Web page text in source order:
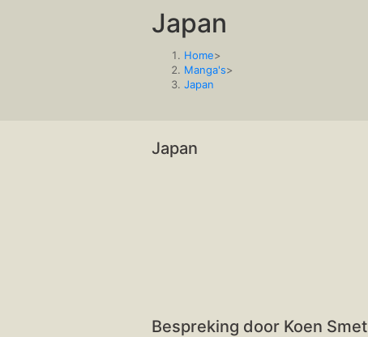
Japan
Home>
Manga's>
Japan
Japan
Bespreking door Koen Smet